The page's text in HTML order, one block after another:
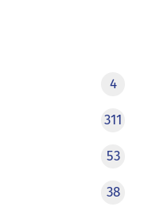
4
311
53
38